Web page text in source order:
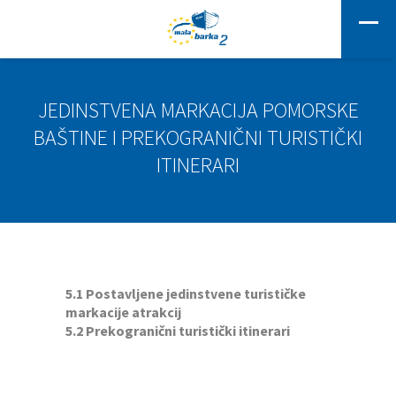
JEDINSTVENA MARKACIJA POMORSKE
BAŠTINE I PREKOGRANIČNI TURISTIČKI
ITINERARI
5.1 Postavljene jedinstvene turističke
markacije atrakcij
5.2 Prekogranični turistički itinerari